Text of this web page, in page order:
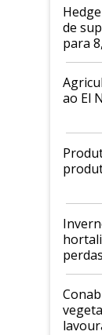
de
para
ao El
perdas